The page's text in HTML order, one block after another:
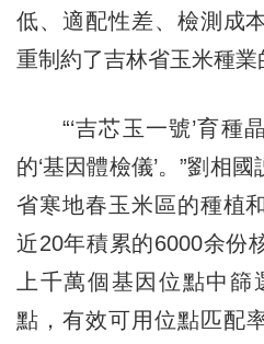
低、適配性差、檢測成
重制約了吉林省玉米種業
“‘吉芯玉一號’育種
的‘基因體檢儀’。”劉相
省寒地春玉米區的種植
近20年積累的6000余份
上千萬個基因位點中
點，有效可用位點匹配